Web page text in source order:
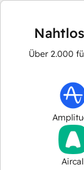
Über 2.000
Aircall